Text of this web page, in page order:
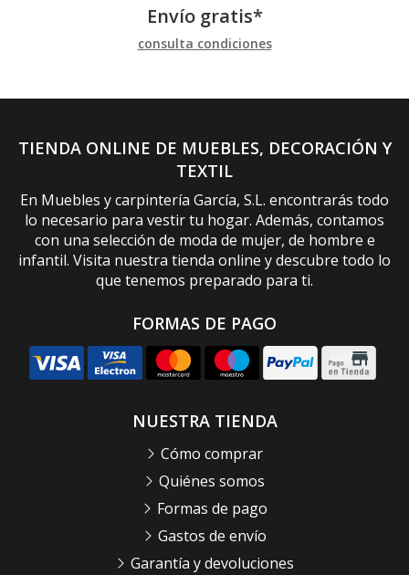
Envío gratis*
consulta condiciones
TIENDA ONLINE DE MUEBLES, DECORACIÓN Y
TEXTIL
En Muebles y carpintería García, S.L. encontrarás todo
lo necesario para vestir tu hogar. Además, contamos
con una selección de moda de mujer, de hombre e
infantil. Visita nuestra tienda online y descubre todo lo
que tenemos preparado para ti.
FORMAS DE PAGO
NUESTRA TIENDA
Cómo comprar
Quiénes somos
Formas de pago
Gastos de envío
Garantía y devoluciones